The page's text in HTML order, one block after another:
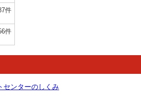
件
件
センターのしくみ